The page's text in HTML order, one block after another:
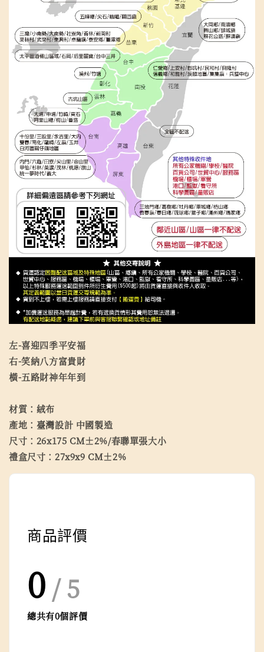
左-喜迎四季平安福
右-笑納八方富貴財
橫-五路財神年年到
材質：絨布
產地：臺灣設計 中國製造
尺寸：26x175 CM±2%/春聯單張大小
禮盒尺寸：27x9x9 CM±2%
商品評價
0 / 5
總共有0個評價